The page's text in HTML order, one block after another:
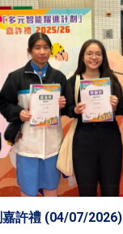
許禮 (04/07/2026)